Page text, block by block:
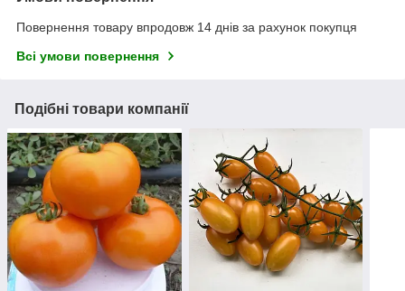
Повернення товару впродовж 14 днів за рахунок покупця
Всі умови повернення
Подібні товари компанії